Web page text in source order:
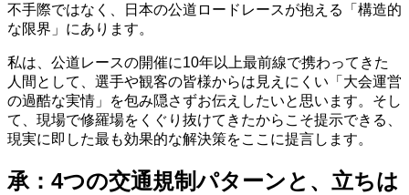
不手際ではなく、日本の公道ロードレースが抱える「構造的
な限界」にあります。
私は、公道レースの開催に10年以上最前線で携わってきた
人間として、選手や観客の皆様からは見えにくい「大会運営
の過酷な実情」を包み隠さずお伝えしたいと思います。そし
て、現場で修羅場をくぐり抜けてきたからこそ提示できる、
現実に即した最も効果的な解決策をここに提言します。
承：4つの交通規制パターンと、立ちは